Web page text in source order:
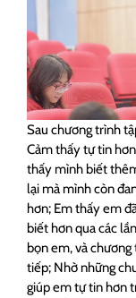
Sau chương trình
Cảm thấy tự tin
thấy mình biết
lại mà mình còn
hơn; Em thấy em
biết hơn qua các
bọn em, và
tiếp; Nhờ những
giúp em tự tin hơn